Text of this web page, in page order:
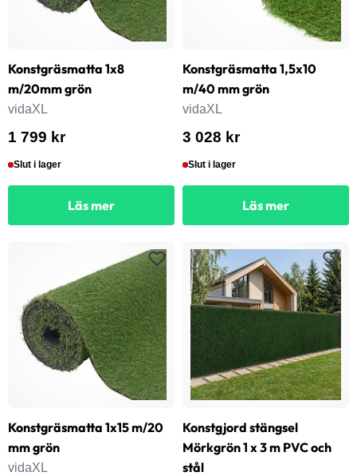
Konstgräsmatta 1x8
m/20mm grön
vidaXL
1 799 kr
Slut i lager
Läs mer
Konstgräsmatta 1,5x10
m/40 mm grön
vidaXL
3 028 kr
Slut i lager
Läs mer
Konstgräsmatta 1x15 m/20
mm grön
vidaXL
Konstgjord stängsel
Mörkgrön 1 x 3 m PVC och
stål